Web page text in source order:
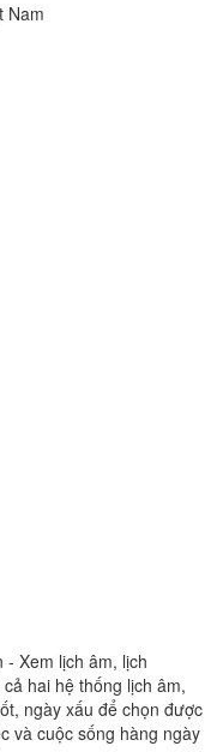
Nam
- Xem lịch âm, lịch
hai hệ thống lịch âm,
ngày xấu để chọn được
và cuộc sống hàng ngày